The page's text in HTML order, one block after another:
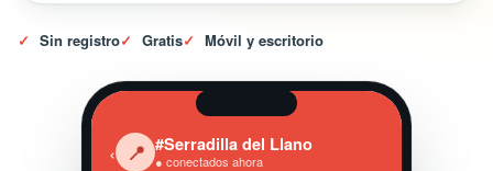
✓ Sin registro✓ Gratis✓ Móvil y escritorio
‹ 📍 #Serradilla del Llano
● conectados ahora